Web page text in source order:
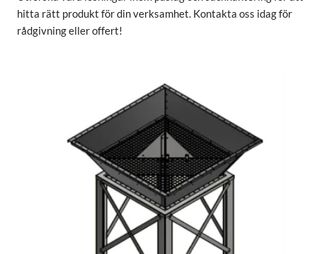
hitta rätt produkt för din verksamhet. Kontakta oss idag för
rådgivning eller offert!